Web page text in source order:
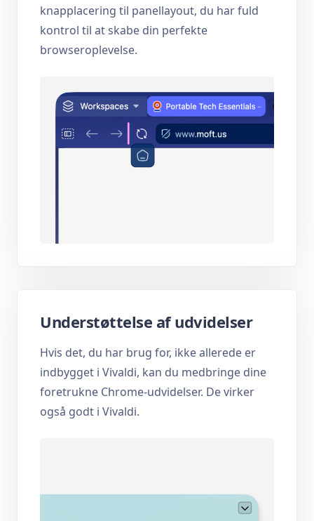
knapplacering til panellayout, du har fuld
kontrol til at skabe din perfekte
browseroplevelse.
Understøttelse af udvidelser
Hvis det, du har brug for, ikke allerede er
indbygget i Vivaldi, kan du medbringe dine
foretrukne Chrome-udvidelser. De virker
også godt i Vivaldi.